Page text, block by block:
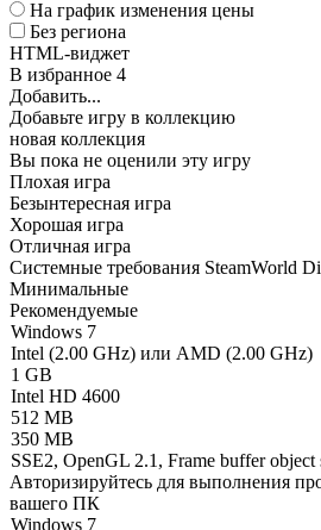
На график изменения цены
Без региона
HTML-виджет
В избранное 4
Добавить...
Добавьте игру в коллекцию
новая коллекция
Вы пока не оценили эту игру
Плохая игра
Безынтересная игра
Хорошая игра
Отличная игра
Системные требования SteamWorld
Минимальные
Рекомендуемые
Windows 7
Intel (2.00 GHz) или AMD (2.00 GHz)
1 GB
Intel HD 4600
512 MB
350 MB
SSE2, OpenGL 2.1, Frame buffer object
Авторизируйтесь для выполнения
вашего ПК
Windows 7